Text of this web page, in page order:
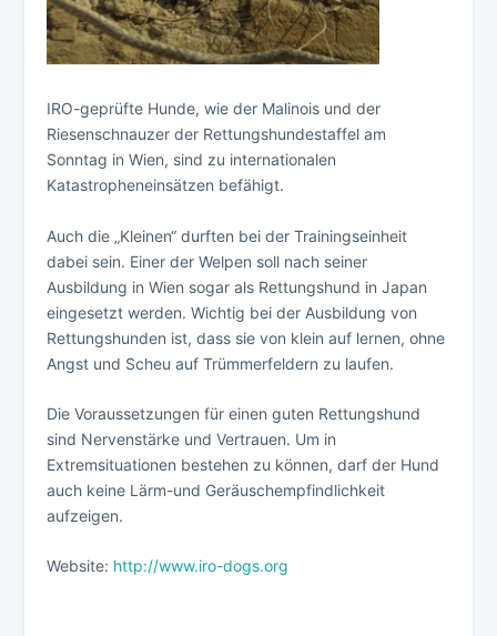
IRO-geprüfte Hunde, wie der Malinois und der
Riesenschnauzer der Rettungshundestaffel am
Sonntag in Wien, sind zu internationalen
Katastropheneinsätzen befähigt.
Auch die „Kleinen“ durften bei der Trainingseinheit
dabei sein. Einer der Welpen soll nach seiner
Ausbildung in Wien sogar als Rettungshund in Japan
eingesetzt werden. Wichtig bei der Ausbildung von
Rettungshunden ist, dass sie von klein auf lernen, ohne
Angst und Scheu auf Trümmerfeldern zu laufen.
Die Voraussetzungen für einen guten Rettungshund
sind Nervenstärke und Vertrauen. Um in
Extremsituationen bestehen zu können, darf der Hund
auch keine Lärm-und Geräuschempfindlichkeit
aufzeigen.
Website: http://www.iro-dogs.org